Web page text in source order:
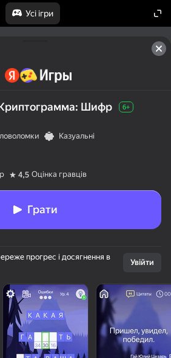
Усі ігри
Шифр 6+
Казуальні
4,5 Оцінка гравців
Грати
прогрес і досягнення в
Увійти